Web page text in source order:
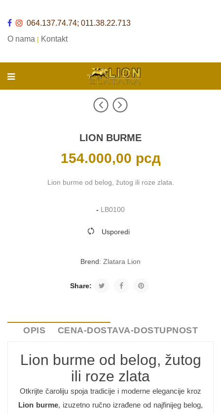
064.137.74.74; 011.38.22.713
O nama | Kontakt
LION BURME
154.000,00 рсд
Lion burme od belog, žutog ili roze zlata.
- LB0100
Usporedi
Brend: Zlatara Lion
Share:
OPIS CENA-DOSTAVA-DOSTUPNOST
Lion burme od belog, žutog
ili roze zlata
Otkrijte čaroliju spoja tradicije i moderne elegancije kroz
Lion burme, izuzetno ručno izrađene od najfinijeg belog,